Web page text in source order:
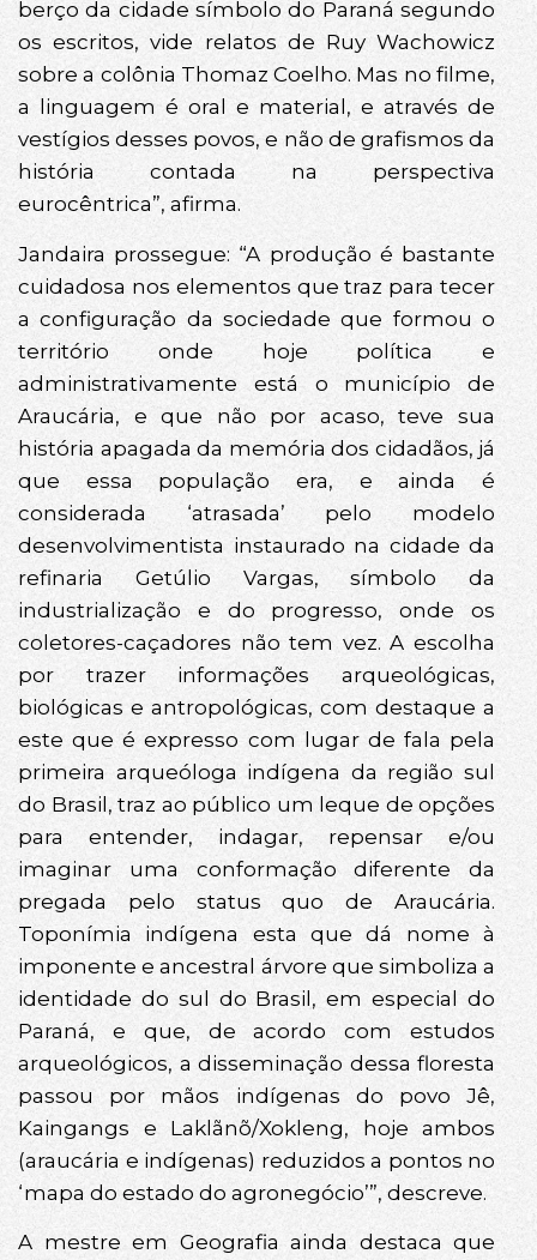
berço da cidade símbolo do Paraná segundo
os escritos, vide relatos de Ruy Wachowicz
sobre a colônia Thomaz Coelho. Mas no filme,
a linguagem é oral e material, e através de
vestígios desses povos, e não de grafismos da
história contada na perspectiva
eurocêntrica”, afirma.
Jandaira prossegue: “A produção é bastante
cuidadosa nos elementos que traz para tecer
a configuração da sociedade que formou o
território onde hoje política e
administrativamente está o município de
Araucária, e que não por acaso, teve sua
história apagada da memória dos cidadãos, já
que essa população era, e ainda é
considerada ‘atrasada’ pelo modelo
desenvolvimentista instaurado na cidade da
refinaria Getúlio Vargas, símbolo da
industrialização e do progresso, onde os
coletores-caçadores não tem vez. A escolha
por trazer informações arqueológicas,
biológicas e antropológicas, com destaque a
este que é expresso com lugar de fala pela
primeira arqueóloga indígena da região sul
do Brasil, traz ao público um leque de opções
para entender, indagar, repensar e/ou
imaginar uma conformação diferente da
pregada pelo status quo de Araucária.
Toponímia indígena esta que dá nome à
imponente e ancestral árvore que simboliza a
identidade do sul do Brasil, em especial do
Paraná, e que, de acordo com estudos
arqueológicos, a disseminação dessa floresta
passou por mãos indígenas do povo Jê,
Kaingangs e Laklãnõ/Xokleng, hoje ambos
(araucária e indígenas) reduzidos a pontos no
‘mapa do estado do agronegócio’”, descreve.
A mestre em Geografia ainda destaca que